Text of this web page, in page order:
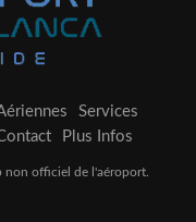
Services
Plus Infos
non officiel de l'aéroport.